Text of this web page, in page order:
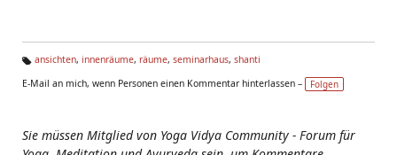
g
ansichten, innenräume, räume, seminarhaus, shanti
E-Mail an mich, wenn Personen einen Kommentar hinterlassen –
Folgen
Sie müssen Mitglied von Yoga Vidya Community - Forum für